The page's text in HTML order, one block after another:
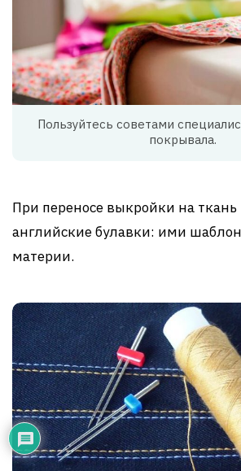
Пользуйтесь советами
покрывала.
При переносе выкройки на ткань
английские булавки: ими
материи.